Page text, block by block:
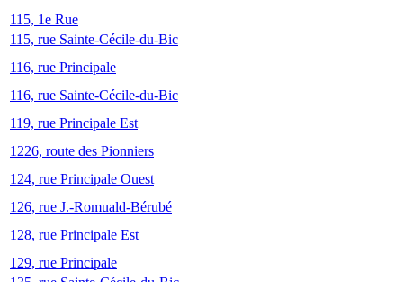
115, 1e Rue
115, rue Sainte-Cécile-du-Bic
116, rue Principale
116, rue Sainte-Cécile-du-Bic
119, rue Principale Est
1226, route des Pionniers
124, rue Principale Ouest
126, rue J.-Romuald-Bérubé
128, rue Principale Est
129, rue Principale